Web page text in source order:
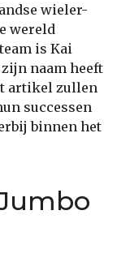
wieler-
wereld
is Kai
naam heeft
artikel zullen
successen
binnen het